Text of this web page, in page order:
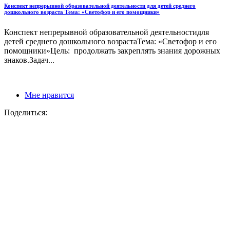
Конспект непрерывной образовательной деятельности для детей среднего
дошкольного возраста Тема: «Светофор и его помощники»
Конспект непрерывной образовательной деятельностидля
детей среднего дошкольного возрастаТема: «Светофор и его
помощники»Цель: продолжать закреплять знания дорожных
знаков.Задач...
Мне нравится
Поделиться: